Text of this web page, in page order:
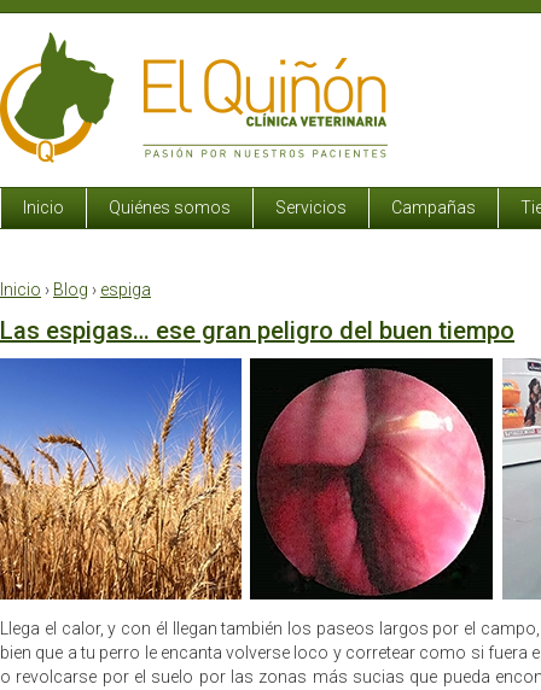
Inicio Quiénes somos Servicios Campañas
Inicio › Blog › espiga
Las espigas… ese gran peligro del buen tiempo
Llega el calor, y con él llegan también los paseos largos por el
bien que a tu perro le encanta volverse loco y corretear como si fuera
o revolcarse por el suelo por las zonas más sucias que pueda